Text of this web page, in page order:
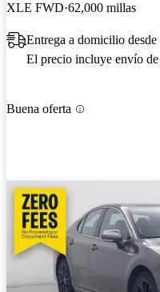
XLE FWD 62,000 millas
Entrega a domicilio
El precio incluye envío
Buena oferta